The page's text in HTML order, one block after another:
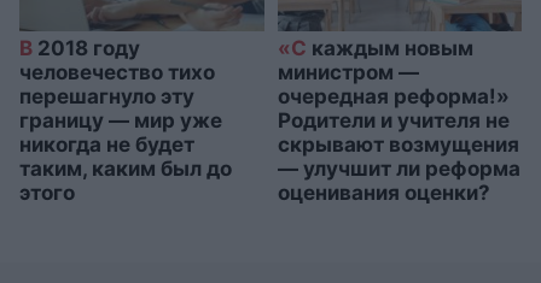
В 2018 году
человечество тихо
перешагнуло эту
границу — мир уже
никогда не будет
таким, каким был до
этого
«С каждым новым
министром —
очередная реформа!»
Родители и учителя не
скрывают возмущения
— улучшит ли реформа
оценивания оценки?